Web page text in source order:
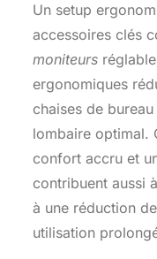
Un setup
accessoires clés
moniteurs
ergonomiques
chaises de
lombaire optimal.
confort accru et
contribuent aussi
à une réduction
utilisation